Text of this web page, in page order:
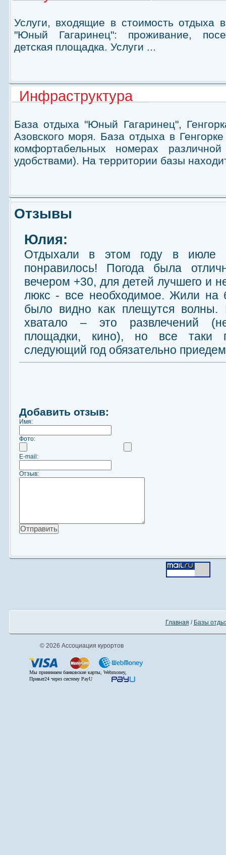
Услуги, входящие в стоимость отдыха
"Юный Гагаринец": проживание,
детская площадка. Услуги ...
Инфраструктура
База отдыха "Юный Гагаринец",
Азовского моря. База отдыха в
комфортабельных номерах
удобствами). На территории базы
Отзывы
Юлия:
Отдыхали в этом году в июле
понравилось! Погода была
вечером +30, для детей лучшего и
люкс - все необходимое. Жили на
было видно как плещутся волны.
хватало – это развлечений
площадки, кино), но все таки
следующий год обязательно
Добавить отзыв:
Имя:
Фото:
E-mail:
Отзыв:
Главная / Базы
© 2026 Ассоциация курортов
Мы принимаем банковские карты, Webmoney,
Приват24 через систему PayU